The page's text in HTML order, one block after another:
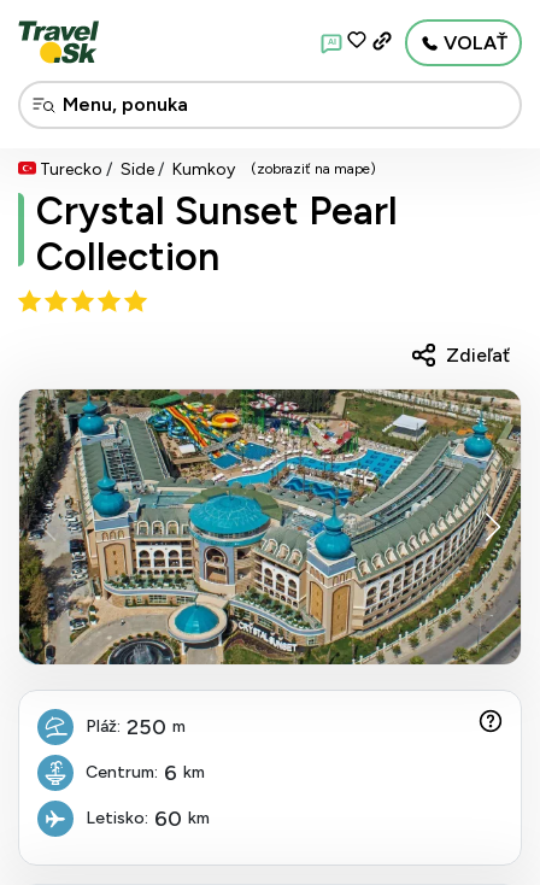
AI VOLAŤ
Turecko Side Kumkoy (zobraziť na mape)
Crystal Sunset Pearl
Collection
Zdieľať
Pláž: 250 m
Centrum: 6 km
Letisko: 60 km